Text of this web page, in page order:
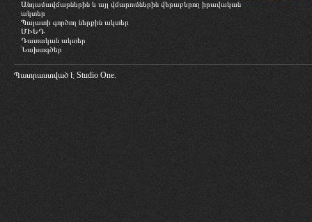
Անդամավճարներին և այլ վճարումներին վերաբերող իրավական
ակտեր
Պալատի գործող ներքին ակտեր
ՄԻԵԴ
Դատական ակտեր
Նախագծեր
Պատրաստված է Studio One.